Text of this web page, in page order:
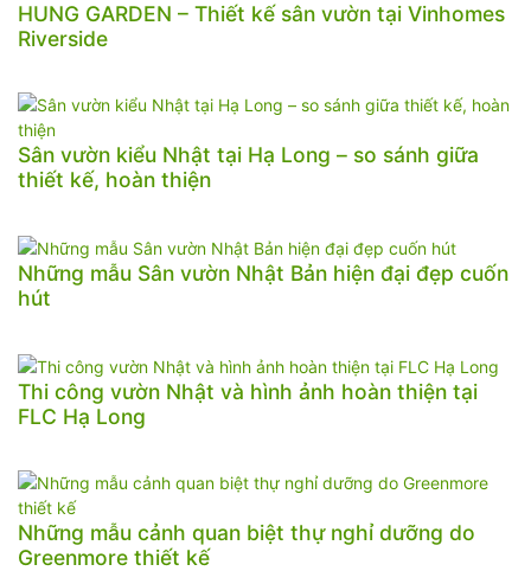
HUNG GARDEN – Thiết kế sân vườn tại Vinhomes
Riverside
Sân vườn kiểu Nhật tại Hạ Long – so sánh giữa
thiết kế, hoàn thiện
Những mẫu Sân vườn Nhật Bản hiện đại đẹp cuốn
hút
Thi công vườn Nhật và hình ảnh hoàn thiện tại
FLC Hạ Long
Những mẫu cảnh quan biệt thự nghỉ dưỡng do
Greenmore thiết kế